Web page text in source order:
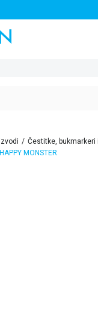
Čestitke, bukmarkeri
MONSTER